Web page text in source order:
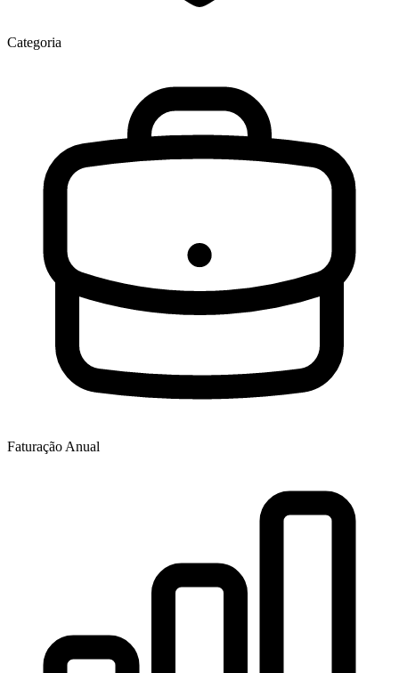
Categoria
Faturação Anual